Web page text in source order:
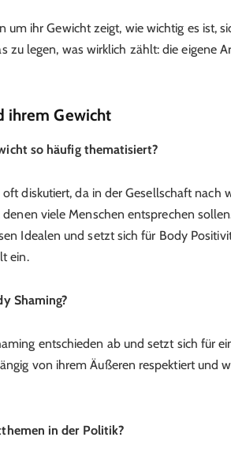
um ihr Gewicht zeigt, wie wichtig es ist,
zu legen, was wirklich zählt: die eigene
ihrem Gewicht
so häufig thematisiert?
diskutiert, da in der Gesellschaft nach
viele Menschen entsprechen
Idealen und setzt sich für Body
ein.
Shaming?
entschieden ab und setzt sich für
von ihrem Äußeren respektiert und
in der Politik?